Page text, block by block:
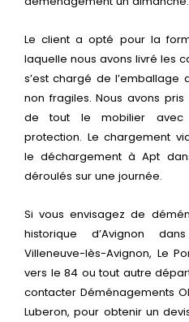
Le client a opté pour la
laquelle nous avons livré les
s’est chargé de l’emballage
non fragiles. Nous avons
de tout le mobilier avec
protection. Le chargement
le déchargement à Apt
déroulés sur une journée.
Si vous envisagez de
historique d’Avignon
Villeneuve-lès-Avignon, Le
vers le 84 ou tout autre
contacter Déménagements
Luberon, pour obtenir un